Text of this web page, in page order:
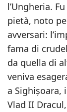
l’Ungheria.
pietà, noto
avversari:
fama di
da quella di
veniva
a Sighișoara,
Vlad II